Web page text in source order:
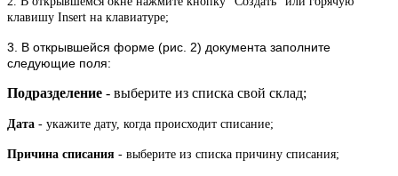
клавишу Insert на клавиатуре;
3. В открывшейся форме (рис. 2) документа заполните
следующие поля:
Подразделение - выберите из списка свой склад;
Дата - укажите дату, когда происходит списание;
Причина списания - выберите из списка причину списания;